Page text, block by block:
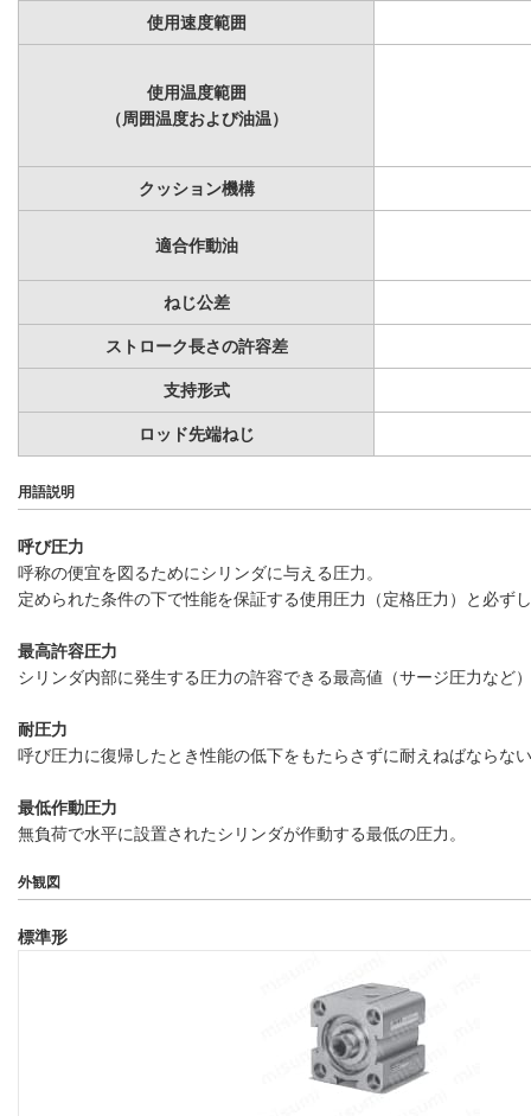
使用速度範囲
使用温度範囲
（周囲温度および油温）
クッション機構
適合作動油
ねじ公差
ストローク長さの許容差
支持形式
ロッド先端ねじ
用語説明
呼び圧力
呼称の便宜を図るためにシリンダに与える圧力。
定められた条件の下で性能を保証する使用圧力（定格圧力）と必ず
最高許容圧力
シリンダ内部に発生する圧力の許容できる最高値（サージ圧力など
耐圧力
呼び圧力に復帰したとき性能の低下をもたらさずに耐えねばならな
最低作動圧力
無負荷で水平に設置されたシリンダが作動する最低の圧力。
外観図
標準形